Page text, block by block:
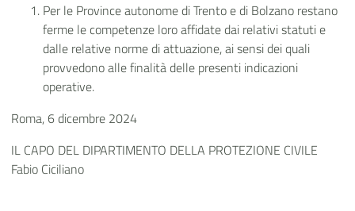
Per le Province autonome di Trento e di Bolzano restano
ferme le competenze loro affidate dai relativi statuti e
dalle relative norme di attuazione, ai sensi dei quali
provvedono alle finalità delle presenti indicazioni
operative.
Roma, 6 dicembre 2024
IL CAPO DEL DIPARTIMENTO DELLA PROTEZIONE CIVILE
Fabio Ciciliano